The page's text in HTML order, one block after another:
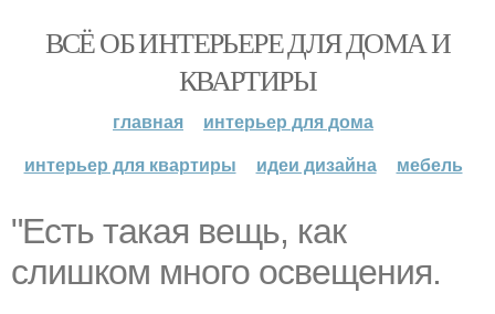
ВСЁ ОБ ИНТЕРЬЕРЕ ДЛЯ ДОМА И
КВАРТИРЫ
главная
интерьер для дома
интерьер для квартиры
идеи дизайна мебель
"Есть такая вещь, как
слишком много освещения.